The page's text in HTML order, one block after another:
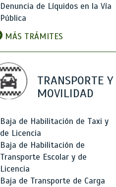
Denuncia de Líquidos en la Vía
Pública
MÁS TRÁMITES
TRANSPORTE Y
MOVILIDAD
Baja de Habilitación de Taxi y
de Licencia
Baja de Habilitación de
Transporte Escolar y de
Licencia
Baja de Transporte de Carga